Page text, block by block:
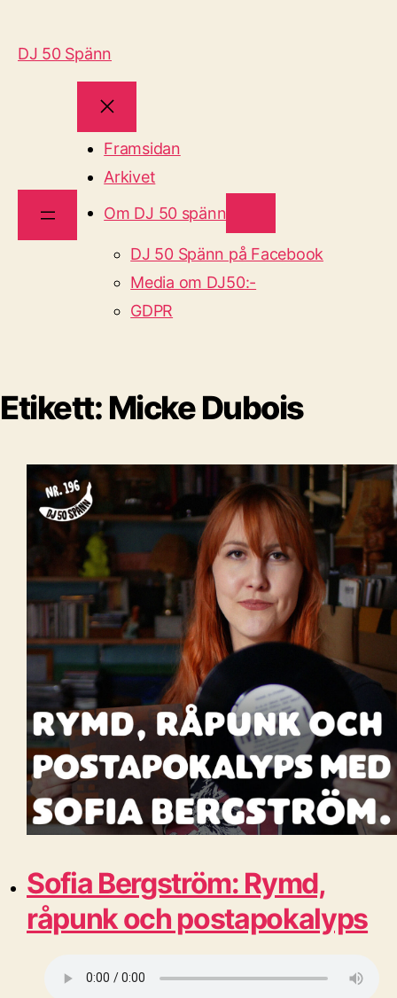
DJ 50 Spänn
Framsidan
Arkivet
Om DJ 50 spänn
DJ 50 Spänn på Facebook
Media om DJ50:-
GDPR
Etikett: Micke Dubois
Sofia Bergström: Rymd,
råpunk och postapokalyps